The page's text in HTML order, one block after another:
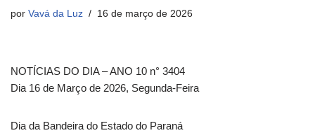
por Vavá da Luz 16 de março de 2026
NOTÍCIAS DO DIA – ANO 10 n° 3404
Dia 16 de Março de 2026, Segunda-Feira
Dia da Bandeira do Estado do Paraná